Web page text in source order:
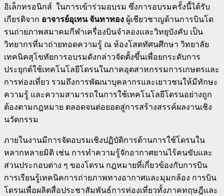
อิเล็กทรอนิกส์ ในการเข้าร่วมอบรม ซึ่งการอบรมครั้งนี้ได้รับ
เกียรติจาก อาจารย์อุเทน จันทาทอง ผู้เชียวชาญด้านการบินโด
รนถ่ายภาพสมาคมกีฬาเครื่องบินจําลองและวิทยุบังคับ เป็น
วิทยากรที่มาถ่ายทอดความรู้ ณ ห้องโสตทัศนศึกษา วิทยาลัย
เทคนิคสุโขทัยการอบรมดังกล่าวจัดตั้งขึ้นเพื่อยกระดับการ
ประยุกต์ใช้เทคโนโลยีโดรนในภาคอุตสาหกรรมการเกษตรและ
การท่องเที่ยว รวมถึงการพัฒนาบุคลากรและเยาวชนให้มีทักษะ
ความรู้ และความสามารถในการใช้เทคโนโลยีโดรนอย่างถูก
ต้องตามกฎหมาย ตลอดจนต่อยอดสู่การสร้างสรรค์ผลงานเชิง
นวัตกรรม
ภายในงานมีการจัดอบรมเชิงปฏิบัติการด้านการใช้โดรนใน
หลากหลายมิติ เช่น การทำความรู้จักอากาศยานไร้คนขับและ
ส่วนประกอบต่าง ๆ ของโดรน กฎหมายที่เกี่ยวข้องกับการบิน
การเรียนรู้เทคนิคการถ่ายภาพทางอากาศและมุมกล้อง การบิน
โดรนเพื่อผลิตสื่อประชาสัมพันธ์การท่องเที่ยวทั้งภาคทฤษฎีและ